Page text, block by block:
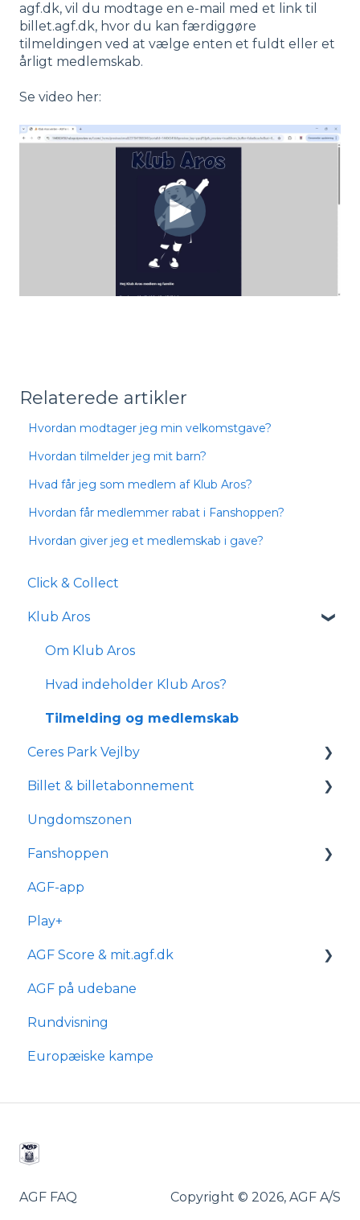
agf.dk, vil du modtage en e-mail med et link til
billet.agf.dk, hvor du kan færdiggøre
tilmeldingen ved at vælge enten et fuldt eller et
årligt medlemskab.
Se video her:
Relaterede artikler
Hvordan modtager jeg min velkomstgave?
Hvordan tilmelder jeg mit barn?
Hvad får jeg som medlem af Klub Aros?
Hvordan får medlemmer rabat i Fanshoppen?
Hvordan giver jeg et medlemskab i gave?
Click & Collect
Klub Aros
Om Klub Aros
Hvad indeholder Klub Aros?
Tilmelding og medlemskab
Ceres Park Vejlby
Information om Ceres Park Vejlby
Transport og parkering
Forhold for handicappede og
Billet & billetabonnement
Generelle spørgsmål
Om reservationsabonnement
Billetkøb
Billetabonnement
Typer af billetabonnementer
Anciennitet
Ungdomszonen
Fanshoppen
Generelle spørgsmål
Bestilling & ordre
Levering
AGF-app
Play+
AGF Score & mit.agf.dk
mit.agf
AGF score
AGF på udebane
Rundvisning
Europæiske kampe
AGF FAQ Copyright © 2026, AGF A/S